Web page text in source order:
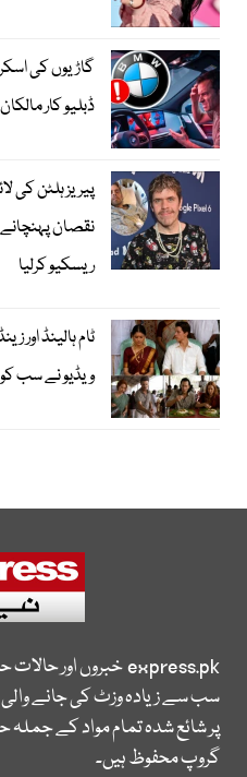
گاڑیوں کی
ڈبلیو کار
پیریز ہلٹن کی
نقصان
ریسکیو کرلیا
ٹام ہالینڈ اور
ویڈیو نے سب کو
express.pkخبروں اور
سب سے زیادہ وزٹ کی جانے
پر شائع شدہ تمام مواد کے
گروپ محفوظ ہیں۔